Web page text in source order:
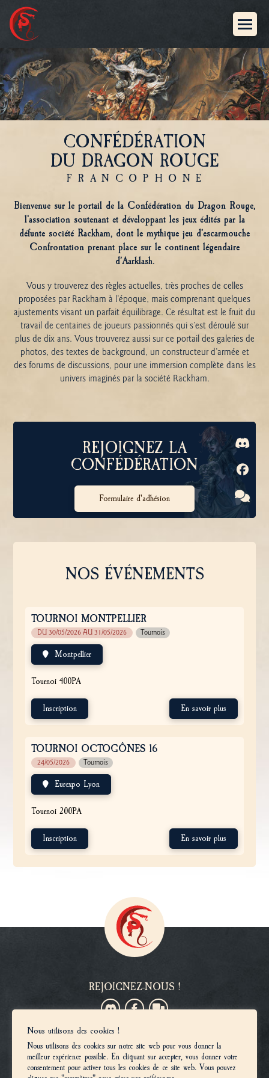
CONFÉDÉRATION
DU DRAGON ROUGE
FRANCOPHONE
Bienvenue sur le portail de la Confédération du Dragon Rouge,
l’association soutenant et développant les jeux édités par la
défunte société Rackham, dont le mythique jeu d’escarmouche
Confrontation prenant place sur le continent légendaire
d’Aarklash.
Vous y trouverez des règles actuelles, très proches de celles
proposées par Rackham à l’époque, mais comprenant quelques
ajustements visant un parfait équilibrage. Ce résultat est le fruit du
travail de centaines de joueurs passionnés qui s’est déroulé sur
plus de dix ans. Vous trouverez aussi sur ce portail des galeries de
photos, des textes de background, un constructeur d’armée et
des forums de discussions, pour une immersion complète dans les
univers imaginés par la société Rackham.
REJOIGNEZ LA
CONFÉDÉRATION
Formulaire d'adhésion
NOS ÉVÉNEMENTS
TOURNOI MONTPELLIER
DU 30/05/2026 AU 31/05/2026 Tournois
Montpellier
Tournoi 400PA
Inscription En savoir plus
TOURNOI OCTOGÔNES 16
24/05/2026 Tournois
Eurexpo Lyon
Tournoi 200PA
Inscription En savoir plus
REJOIGNEZ-NOUS !
VOUS SOUHAITEZ DEVENIR MEMBRE ?
Inscriptions
Nous utilisons des cookies !
Nous utilisons des cookies sur notre site web pour vous donner la
meilleur expérience possible. En cliquant sur accepter, vous donner votre
consentement pour activer tous les cookies de ce site web. Vous pouvez